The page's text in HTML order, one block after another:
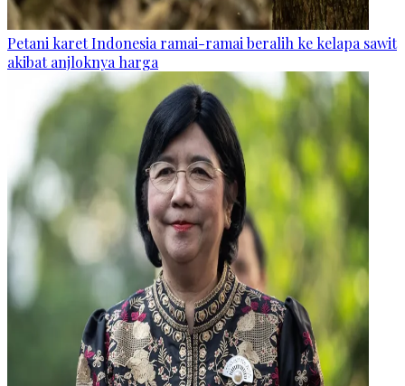
Petani karet Indonesia ramai-ramai beralih ke kelapa sawit
akibat anjloknya harga